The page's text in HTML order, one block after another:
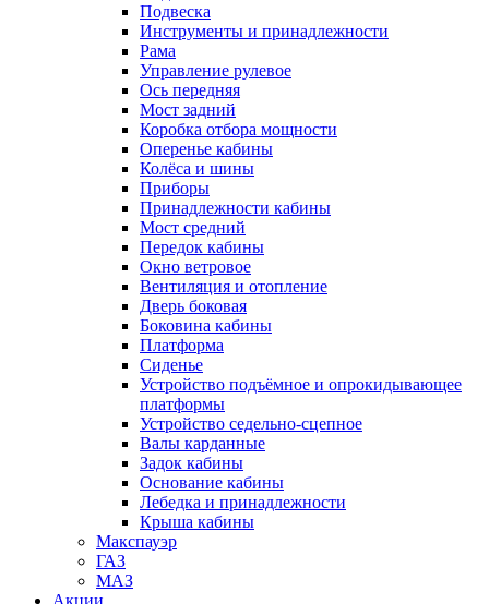
Подвеска
Инструменты и принадлежности
Рама
Управление рулевое
Ось передняя
Мост задний
Коробка отбора мощности
Оперенье кабины
Колёса и шины
Приборы
Принадлежности кабины
Мост средний
Передок кабины
Окно ветровое
Вентиляция и отопление
Дверь боковая
Боковина кабины
Платформа
Сиденье
Устройство подъёмное и опрокидывающее
платформы
Устройство седельно-сцепное
Валы карданные
Задок кабины
Основание кабины
Лебедка и принадлежности
Крыша кабины
Макспауэр
ГАЗ
МАЗ